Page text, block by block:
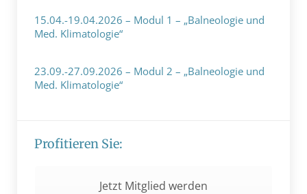
15.04.-19.04.2026 – Modul 1 – „Balneologie und
Med. Klimatologie“
23.09.-27.09.2026 – Modul 2 – „Balneologie und
Med. Klimatologie“
Profitieren Sie:
Jetzt Mitglied werden